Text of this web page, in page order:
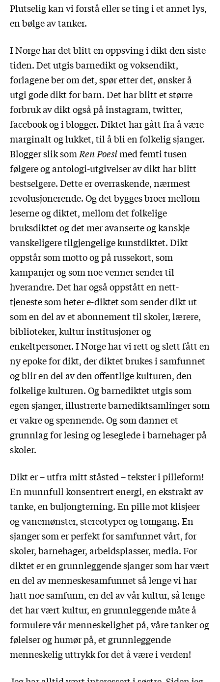
Plutselig kan vi forstå eller se ting i et annet lys,
en bølge av tanker.
I Norge har det blitt en oppsving i dikt den siste
tiden. Det utgis barnedikt og voksendikt,
forlagene ber om det, spør etter det, ønsker å
utgi gode dikt for barn. Det har blitt et større
forbruk av dikt også på instagram, twitter,
facebook og i blogger. Diktet har gått fra å være
marginalt og lukket, til å bli en folkelig sjanger.
Blogger slik som Ren Poesimed femti tusen
følgere og antologi-utgivelser av dikt har blitt
bestselgere. Dette er overraskende, nærmest
revolusjonerende. Og det bygges broer mellom
leserne og diktet, mellom det folkelige
bruksdiktet og det mer avanserte og kanskje
vanskeligere tilgjengelige kunstdiktet. Dikt
oppstår som motto og på russekort, som
kampanjer og som noe venner sender til
hverandre. Det har også oppstått en nett-
tjeneste som heter e-diktet som sender dikt ut
som en del av et abonnement til skoler, lærere,
biblioteker, kultur institusjoner og
enkeltpersoner. I Norge har vi rett og slett fått en
ny epoke for dikt, der diktet brukes i samfunnet
og blir en del av den offentlige kulturen, den
folkelige kulturen. Og barnediktet utgis som
egen sjanger, illustrerte barnediktsamlinger som
er vakre og spennende. Og som danner et
grunnlag for lesing og leseglede i barnehager på
skoler.
Dikt er – utfra mitt ståsted – tekster i pilleform!
En munnfull konsentrert energi, en ekstrakt av
tanke, en buljongterning. En pille mot klisjeer
og vanemønster, stereotyper og tomgang. En
sjanger som er perfekt for samfunnet vårt, for
skoler, barnehager, arbeidsplasser, media. For
diktet er en grunnleggende sjanger som har vært
en del av menneskesamfunnet så lenge vi har
hatt noe samfunn, en del av vår kultur, så lenge
det har vært kultur, en grunnleggende måte å
formulere vår menneskelighet på, våre tanker og
følelser og humør på, et grunnleggende
menneskelig uttrykk for det å være i verden!